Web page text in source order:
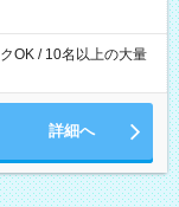
OK / 10名以上の大量
詳細へ